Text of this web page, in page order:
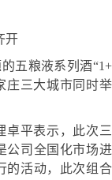
开
五粮液系列酒“1+
庄三大城市同时举
卓平表示，此次三
公司全国化市场进
的活动，此次组合